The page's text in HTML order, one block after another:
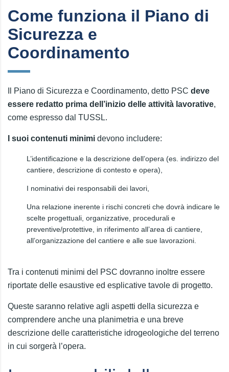
Come funziona il Piano di
Sicurezza e
Coordinamento
Il Piano di Sicurezza e Coordinamento, detto PSC deve
essere redatto prima dell’inizio delle attività lavorative,
come espresso dal TUSSL.
I suoi contenuti minimi devono includere:
L’identificazione e la descrizione dell’opera (es. indirizzo del
cantiere, descrizione di contesto e opera),
I nominativi dei responsabili dei lavori,
Una relazione inerente i rischi concreti che dovrà indicare le
scelte progettuali, organizzative, procedurali e
preventive/protettive, in riferimento all’area di cantiere,
all’organizzazione del cantiere e alle sue lavorazioni.
Tra i contenuti minimi del PSC dovranno inoltre essere
riportate delle esaustive ed esplicative tavole di progetto.
Queste saranno relative agli aspetti della sicurezza e
comprendere anche una planimetria e una breve
descrizione delle caratteristiche idrogeologiche del terreno
in cui sorgerà l’opera.